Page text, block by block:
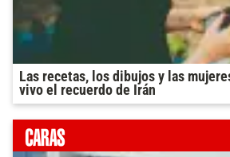
Las recetas, los dibujos y las
vivo el recuerdo de Irán